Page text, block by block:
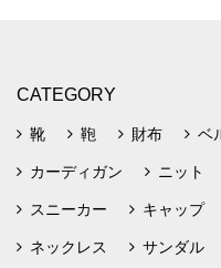
CATEGORY
靴 鞄 財布 ベ
カーディガン ニット
スニーカー キャップ
ネックレス サンダル